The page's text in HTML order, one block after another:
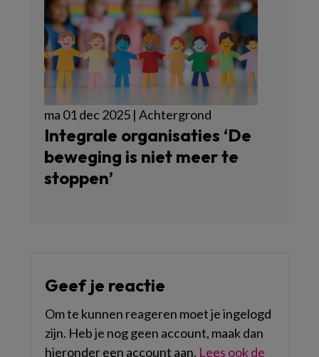
ma 01 dec 2025 | Achtergrond
Integrale organisaties ‘De
beweging is niet meer te
stoppen’
Geef je reactie
Om te kunnen reageren moet je ingelogd
zijn. Heb je nog geen account, maak dan
hieronder een account aan. Lees ook de